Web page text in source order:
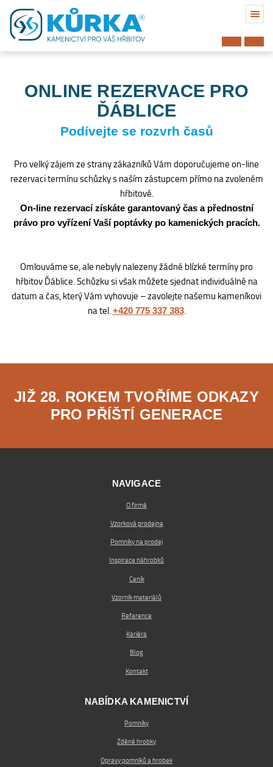
ONLINE REZERVACE PRO
ĎÁBLICE
Podívejte se rozvrh časů
Pro velký zájem ze strany zákazníků Vám doporučujeme on-line
rezervaci termínu schůzky s naším zástupcem přímo na zvoleném
hřbitově.
On-line rezervací získáte garantovaný čas a přednostní
právo pro vyřízení Vaší poptávky po kamenických pracích.
Omlouváme se, ale nebyly nalezeny žádné blízké termíny pro
hřbitov Ďáblice. Schůzku si však můžete sjednat individuálně na
datum a čas, který Vám vyhovuje – zavolejte našemu kameníkovi
na tel.+420 775 337 383.
JIŽ 28. ROKEM TVOŘÍME ODKAZY
PRO PŘÍŠTÍ GENERACE
NAVIGACE
O firmě
Vzorková prodejna
Pomníky na prodej
Inspirace náhrobků
Ceník
Vzorník materiálů
Reference
Kariéra
Blog
Kontakt
NABÍDKA KAMENICTVÍ
Pomníky
Zděné hrobky
Opravy pomníků a hrobek